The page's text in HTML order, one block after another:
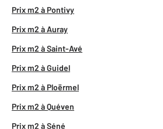
Prix m2 à Pontivy
Prix m2 à Auray
Prix m2 à Saint-Avé
Prix m2 à Guidel
Prix m2 à Ploërmel
Prix m2 à Quéven
Prix m2 à Séné